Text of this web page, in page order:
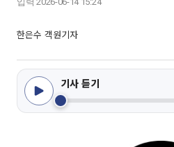
한은수 객원기자
기사 듣기